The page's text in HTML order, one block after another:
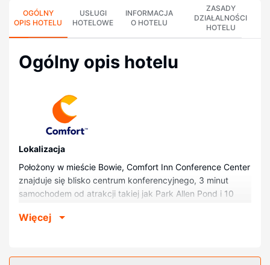
OGÓLNY
OPIS HOTELU
USŁUGI
HOTELOWE
INFORMACJA
O HOTELU
ZASADY
DZIAŁALNOŚCI
HOTELU
Ogólny opis hotelu
Lokalizacja
Położony w mieście Bowie, Comfort Inn Conference Center
znajduje się blisko centrum konferencyjnego, 3 minut
samochodem od atrakcji takiej jak Park Allen Pond i 10
znajduje się 15,6 km od atrakcji takiej jak Centrum
Więcej